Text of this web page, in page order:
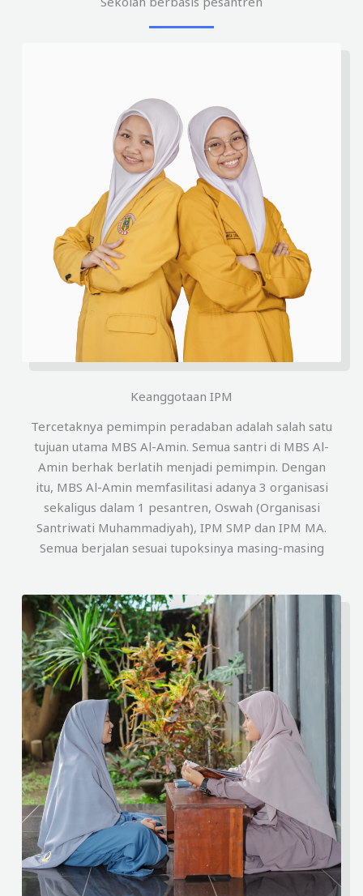
Keanggotaan IPM
Tercetaknya pemimpin peradaban adalah salah satu
tujuan utama MBS Al-Amin. Semua santri di MBS Al-
Amin berhak berlatih menjadi pemimpin. Dengan
itu, MBS Al-Amin memfasilitasi adanya 3 organisasi
sekaligus dalam 1 pesantren, Oswah (Organisasi
Santriwati Muhammadiyah), IPM SMP dan IPM MA.
Semua berjalan sesuai tupoksinya masing-masing